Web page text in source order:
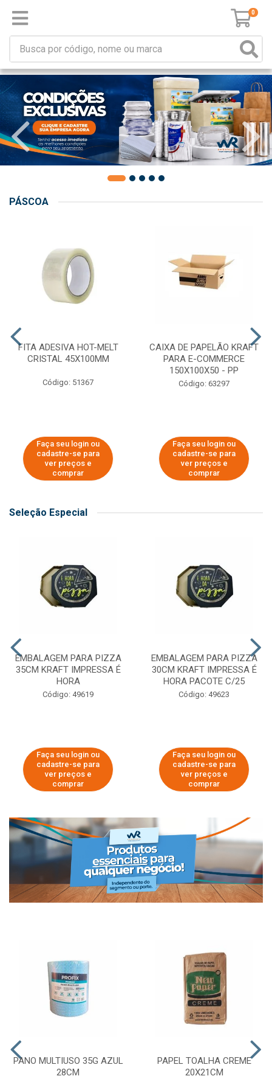
0
PÁSCOA
FITA ADESIVA HOT-MELT
CRISTAL 45X100MM
Código: 51367
Faça seu login ou
cadastre-se para
ver preços e
comprar
CAIXA DE PAPELÃO KRAFT
PARA E-COMMERCE
150X100X50 - PP
Código: 63297
Faça seu login ou
cadastre-se para
ver preços e
comprar
Seleção Especial
EMBALAGEM PARA PIZZA
35CM KRAFT IMPRESSA É
HORA
Código: 49619
Faça seu login ou
cadastre-se para
ver preços e
comprar
EMBALAGEM PARA PIZZA
30CM KRAFT IMPRESSA É
HORA PACOTE C/25
Código: 49623
Faça seu login ou
cadastre-se para
ver preços e
comprar
PANO MULTIUSO 35G AZUL
28CM
PAPEL TOALHA CREME
20X21CM